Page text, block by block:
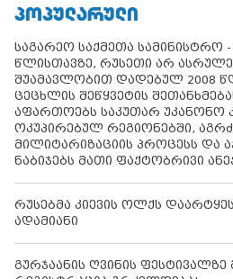
ᲞᲝᲞᲣᲚᲐᲠᲣᲚᲘ
საგარეო საქმეთა სამინისტრო
წლისთავზე, რუსეთი არ
შუამავლობით დადებულ 2008
ცეცხლის შეწყვეტის
აფართოებს საკუთარ
ოკუპირებულ რეგიონებში,
მილიტარიზაციის პროცესს და
ნაბიჯებს მათი ფაქტობრივი
რუსებმა კიევის ოლქს
ადამიანი
გურჯაანის ღვინის ფესტივალზე